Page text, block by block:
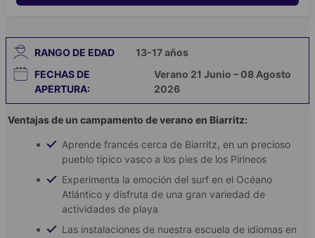
RANGO DE EDAD 13-17años
FECHAS DE
APERTURA:
Verano 21 Junio – 08 Agosto
2026
Ventajas de un campamento de verano en Biarritz:
Aprende francés cerca de Biarritz, en un precioso
pueblo típico vasco a los pies de los Pirineos
Experimenta la emoción del surf en el Océano
Atlántico y disfruta de una gran variedad de
actividades de playa
Las instalaciones de nuestra escuela de idiomas en